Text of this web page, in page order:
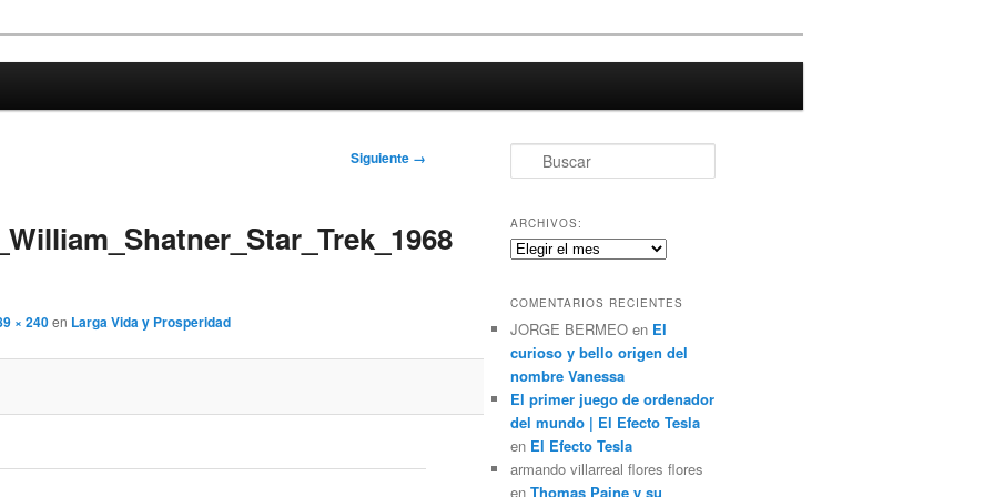
de ciencia
Siguiente →
× 240en Larga Vida y Prosperidad
u
c
a
r
ARCHIVOS:
Archivos:
COMENTARIOS RECIENTES
JORGE BERMEO en El
curioso y bello origen del
nombre Vanessa
El primer juego de ordenador
del mundo | El Efecto Tesla
en El Efecto Tesla
armando villarreal flores flores
en Thomas Paine y su